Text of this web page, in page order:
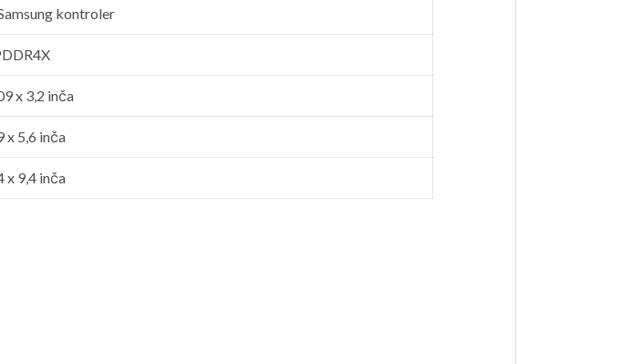
kontroler
x 3,2 inča
x 5,6 inča
x 9,4 inča